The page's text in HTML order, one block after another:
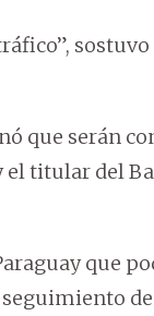
sostuvo
que serán
titular del
que